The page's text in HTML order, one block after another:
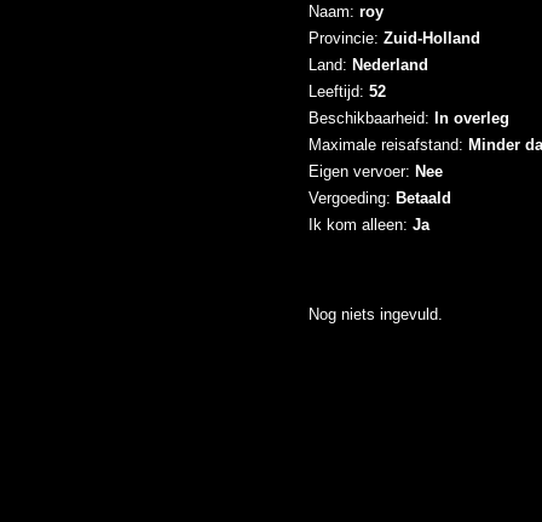
Naam: roy
Provincie: Zuid-Holland
Land: Nederland
Leeftijd: 52
Beschikbaarheid: In overleg
Maximale reisafstand: Minder
Eigen vervoer: Nee
Vergoeding: Betaald
Ik kom alleen: Ja
Nog niets ingevuld.